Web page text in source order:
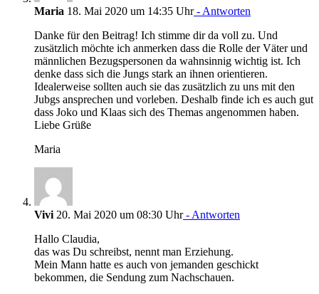
Maria 18. Mai 2020 um 14:35 Uhr- Antworten
Danke für den Beitrag! Ich stimme dir da voll zu. Und
zusätzlich möchte ich anmerken dass die Rolle der Väter und
männlichen Bezugspersonen da wahnsinnig wichtig ist. Ich
denke dass sich die Jungs stark an ihnen orientieren.
Idealerweise sollten auch sie das zusätzlich zu uns mit den
Jubgs ansprechen und vorleben. Deshalb finde ich es auch gut
dass Joko und Klaas sich des Themas angenommen haben.
Liebe Grüße
Maria
Vivi 20. Mai 2020 um 08:30 Uhr- Antworten
Hallo Claudia,
das was Du schreibst, nennt man Erziehung.
Mein Mann hatte es auch von jemanden geschickt
bekommen, die Sendung zum Nachschauen.